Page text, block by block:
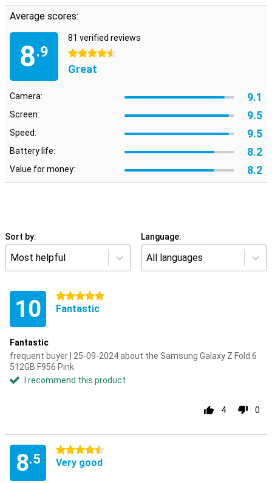
Average scores:
8.9
81 verified reviews
4.5 stars
Great
Camera: 9.1
Screen: 9.5
Speed: 9.5
Battery life: 8.2
Value for money: 8.2
Sort by:
Most helpful
Language:
All languages
10 5 stars
Fantastic
Fantastic
frequent buyer | 25-09-2024 about the Samsung Galaxy Z Fold 6
512GB F956 Pink
I recommend this product
4 0
8.5
4.5 stars
Very good